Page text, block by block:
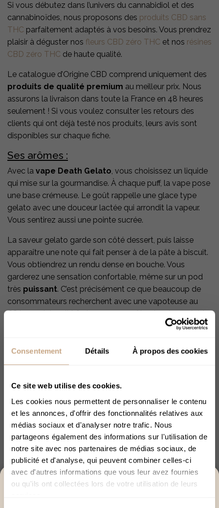
Consentement Détails À propos des cookies
Ce site web utilise des cookies.
Les cookies nous permettent de personnaliser le contenu
et les annonces, d'offrir des fonctionnalités relatives aux
médias sociaux et d'analyser notre trafic. Nous
partageons également des informations sur l'utilisation de
notre site avec nos partenaires de médias sociaux, de
publicité et d'analyse, qui peuvent combiner celles-ci
avec d'autres informations que vous leur avez fournies
ou qu'ils ont collectées lors de votre utilisation de leurs
ACCÈS RÉSERVÉ AUX +18
Si vous débutez dans l’univers du cannabidiol et des
cannabinoïdes, nous proposons des produits CBD sans
THC parfaitement adaptés à vos besoins. Vous prendrez
plaisir à déguster nos fleurs CBD zéro THC et nos résines
CBD zéro THC de haute qualité.
Le catalogue d’Origine CBD comprend uniquement des
produits de qualité premium au meilleur prix. Nous
assurons la livraison dans toute la France en 48 heures
seulement ! Si vous voulez consulter les retours des
clients qui ont déjà testé nos produits, leurs avis sont
disponibles sur chaque fiche.
Ses arômes :
Avec la vape Death Gelato, vous choisissez un liquide
qui mise sur la gourmandise. À chaque puff, la vape pose
une base crémeuse. Le goût rappelle une glace type
gelato avec une douceur lactée qui arrondit la vapeur.
Vous sentirez aussi une pointe sucrée.
La saveur gelato garde son côté dessert, puis laisse
apparaître une note qui fait penser à de la pâte à biscuit.
Vous obtiendrez un rendu dense en bouche. Vous
garderez une sensation confortable, même sur un pod
très puissant. C’est précisément ce que beaucoup de
consommateurs recherchent avec une vapoteuse au
CSA : une intensité forte avec un goût qui reste agréable.
Si vous aimez les liquides aux saveurs de dessert, vous
allez fondre pour la
vape Death Gelato
au cannabidiol
puissance élevée. Cette vapoteuse s’adresse donc à un
public expérimenté .
Avant votre première utilisation, prenez quelques
instants pour évaluer votre tolérance aux cannabinoïdes.
Commencez par une puff sur le pod. Patientez quelques
minutes. Vous pourrez ajuster par la suite selon votre
rythme. Idéalement nous suggérons1 à 5 bouffées